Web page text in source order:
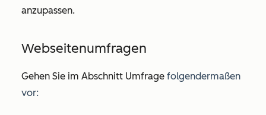
anzupassen.
Webseitenumfragen
Gehen Sie im Abschnitt Umfrage folgendermaßen
vor: